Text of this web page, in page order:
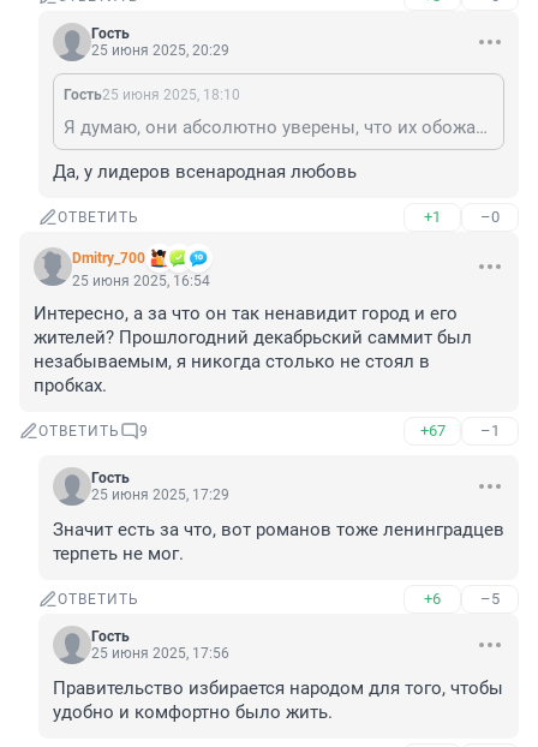
Гость
25 июня 2025, 20:29
Гость25 июня 2025, 18:10
Я думаю, они абсолютно уверены, что их обожают
Да, у лидеров всенародная любовь
ОТВЕТИТЬ +1 –0
Dmitry_700
25 июня 2025, 16:54
Интересно, а за что он так ненавидит город и его
жителей? Прошлогодний декабрьский саммит был
незабываемым, я никогда столько не стоял в
пробках.
ОТВЕТИТЬ 9 +67 –1
Гость
25 июня 2025, 17:29
Значит есть за что, вот романов тоже ленинградцев
терпеть не мог.
ОТВЕТИТЬ +6 –5
Гость
25 июня 2025, 17:56
Правительство избирается народом для того, чтобы
удобно и комфортно было жить.